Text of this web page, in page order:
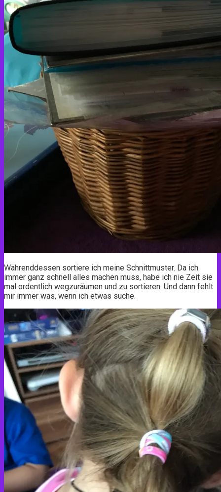
Währenddessen sortiere ich meine Schnittmuster. Da ich
immer ganz schnell alles machen muss, habe ich nie Zeit sie
mal ordentlich wegzuräumen und zu sortieren. Und dann fehlt
mir immer was, wenn ich etwas suche.